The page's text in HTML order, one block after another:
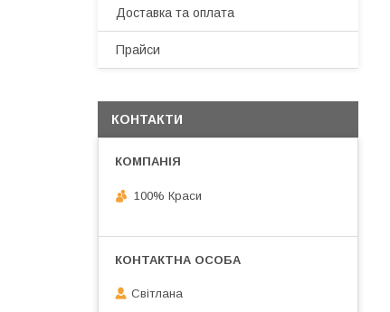
Доставка та оплата
Прайси
КОНТАКТИ
100% Краси
Світлана